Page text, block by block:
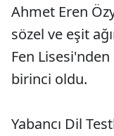
Ahmet Eren
sözel ve eşit
Fen
birinci oldu.
Yabancı Dil